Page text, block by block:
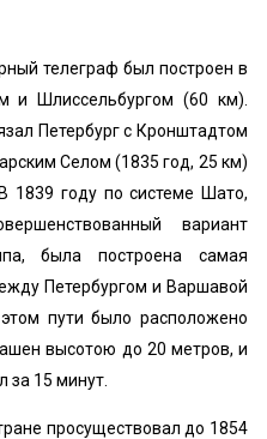
телеграф был построен в
и Шлиссельбургом (60 км).
Петербург с Кронштадтом
Селом (1835 год, 25 км)
1839 году по системе Шато,
вариант
была построена самая
Петербургом и Варшавой
пути было расположено
высотою до 20 метров, и
за 15 минут.
просуществовал до 1854